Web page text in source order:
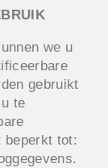
we u
gebruikt
te
beperkt tot: